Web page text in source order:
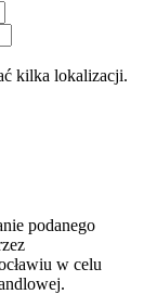
kilka lokalizacji.
podanego
w celu